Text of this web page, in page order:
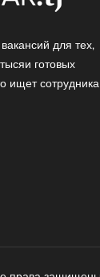
для тех,
готовых
ищет сотрудника